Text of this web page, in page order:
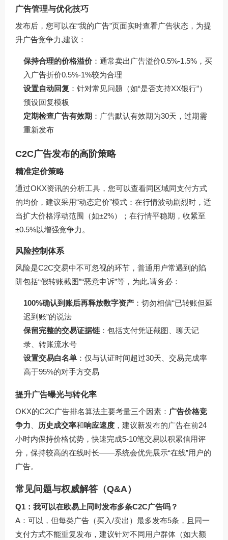
广告管理与优化技巧
发布后，您可以在“我的广告”页面实时查看广告状态，为提
升广告竞争力,建议：
保持合理的价格溢价 ：通常卖出广告溢价0.5%-1.5%，买
入广告折价0.5%-1%较为合理
设置自动回复 ：针对常见问题（如“是否支持XX银行”）
预设回复模板
定期检查广告有效期 ：广告默认有效期为30天，过期需
重新发布
C2C广告发布的高阶策略
精准定价策略
通过OKX资讯的分析工具，您可以查看同区域同支付方式
的均价，建议采用“动态定价”模式：在行情波动剧烈时，适
当扩大价格浮动范围（如±2%）；在行情平稳期，收紧至
±0.5%以增强竞争力。
风险控制体系
风险是C2C交易中不可忽视的环节，普通用户常遇到的陷
阱包括“假转账截图”“恶意申诉”等，为此,请务必：
100%确认到账后再释放数字资产 ：切勿相信“已转账但延
迟到账”的说法
保留完整的交易证据链 ：包括支付凭证截图、聊天记
录、转账流水号
设置交易白名单 ：仅与认证时间超过30天、交易完成率
高于95%的对手方交易
提升广告曝光与转化率
OKX的C2C广告排名算法主要考量三个因素： 广告价格竞
争力
历史成交率和响应速度 ，建议新发布的广告在前24
小时内保持价格优势，快速完成5-10笔交易以积累信用评
分，保持较高的在线时长——系统会优先展示“在线”用户的
广告。
常见问题与权威解答（Q&A）
Q1：我可以在欧易上同时发布多条C2C广告吗？
A：可以，但每类广告（买入/卖出）最多发布5条，且同一
支付方式不能重复发布，建议针对不同用户群体（如大额